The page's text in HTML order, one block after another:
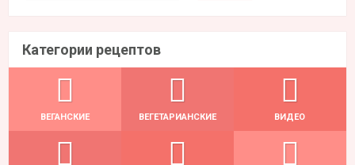
Категории рецептов
ВЕГАНСКИЕ ВЕГЕТАРИАНСКИЕ ВИДЕО